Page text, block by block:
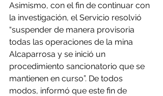
Asimismo, con el fin de continuar con
la investigación, el Servicio resolvió
“suspender de manera provisoria
todas las operaciones de la mina
Alcaparrosa y se inició un
procedimiento sancionatorio que se
mantienen en curso”. De todos
modos, informó que este fin de